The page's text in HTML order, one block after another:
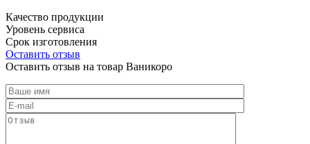
Качество продукции
Уровень сервиса
Срок изготовления
Оставить отзыв
Оставить отзыв на товар Ваникоро